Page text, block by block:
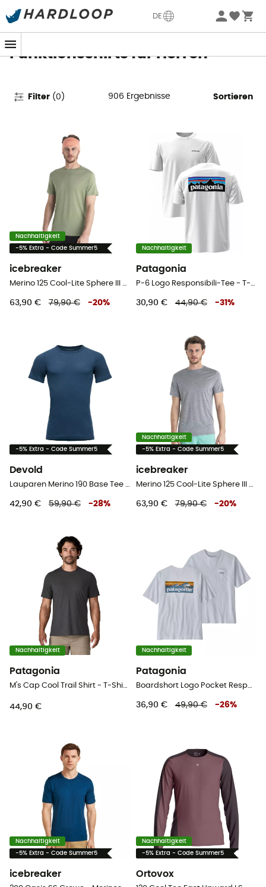
DE
Sommerangebote🔥 -5% EXTRA ab 2 Produkten* Code
Funktionsshirts für Herren
Filter (0 ) 906 Ergebnisse Sortieren
Nachhaltigkeit
-5% Extra - Code Summer5
icebreaker
Merino 125 Cool-Lite Sphere III SS Tee - Merinoshirt - Herren
63,90 € 79,90 € -20%
Nachhaltigkeit
Patagonia
P-6 Logo Responsibili-Tee - T-shirt - Herren
30,90 € 44,90 € -31 %
-5% Extra - Code Summer5
Devold
Lauparen Merino 190 Base Tee - Merinoshirt - Herren
42,90 € 59,90 € -28%
Nachhaltigkeit
-5% Extra - Code Summer5
icebreaker
Merino 125 Cool-Lite Sphere III SS Tee - Merinoshirt - Herren
63,90 € 79,90 € -20%
Nachhaltigkeit
Patagonia
M's Cap Cool Trail Shirt - T-Shirt - Herren
44,90 €
Nachhaltigkeit
Patagonia
Boardshort Logo Pocket Responsibili-Tee - T-Shirt - Herren
36,90 € 49,90 € -26%
Nachhaltigkeit
-5% Extra - Code Summer5
icebreaker
Nachhaltigkeit
-5% Extra - Code Summer5
Ortovox